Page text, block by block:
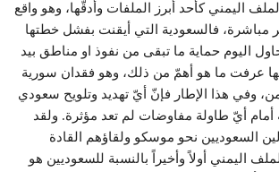
اليمني كأحد أبرز الملفات وأدقّها، وهو واقع
مباشرة، فالسعودية التي أيقنت بفشل خطتها
اليوم حماية ما تبقى من نفوذ او مناطق بيد
لها عرفت ما هو أهمّ من ذلك، وهو فقدان سورية
وفي هذا الإطار فإنّ أيّ تهديد وتلويح سعودي
أمام أيّ طاولة مفاوضات لم تعد مؤثرة. ولقد
السعوديين نحو موسكو ولقاؤهم القادة
اليمني أولاً وأخيراً بالنسبة للسعوديين هو